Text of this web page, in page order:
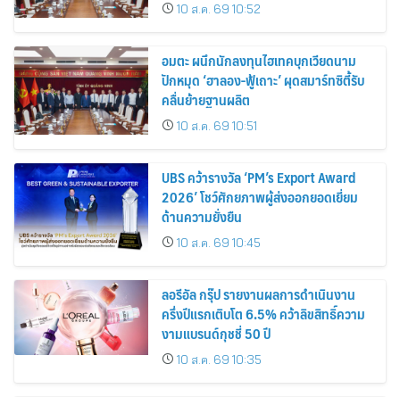
10 ส.ค. 69 10:52
อมตะ ผนึกนักลงทุนไฮเทคบุกเวียดนาม
ปักหมุด ‘ฮาลอง-ฟู้เถาะ’ ผุดสมาร์ทซิตี้รับ
คลื่นย้ายฐานผลิต
10 ส.ค. 69 10:51
UBS คว้ารางวัล ‘PM’s Export Award
2026’ โชว์ศักยภาพผู้ส่งออกยอดเยี่ยม
ด้านความยั่งยืน
10 ส.ค. 69 10:45
ลอรีอัล กรุ๊ป รายงานผลการดำเนินงาน
ครึ่งปีแรกเติบโต 6.5% คว้าลิขสิทธิ์ความ
งามแบรนด์กุชชี่ 50 ปี
10 ส.ค. 69 10:35